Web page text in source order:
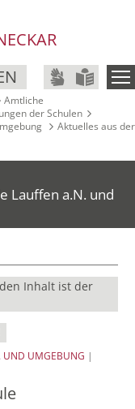
Amtliche
der Schulen
Aktuelles aus der
Lauffen a.N. und
Inhalt ist der
UND UMGEBUNG |